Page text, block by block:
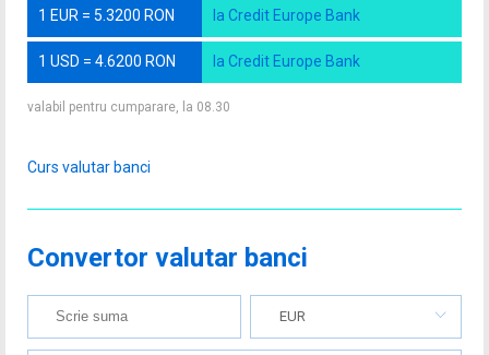
1 EUR = 5.3200 RON la Credit Europe Bank
1 USD = 4.6200 RON la Credit Europe Bank
valabil pentru cumparare, la 08.30
Curs valutar banci
Convertor valutar banci
EUR